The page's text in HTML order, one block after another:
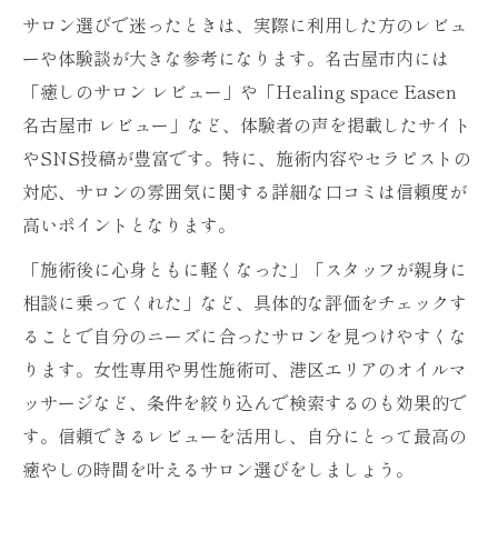
サロン選びで迷ったときは、実際に利用した方のレビュ
ーや体験談が大きな参考になります。名古屋市内には
「癒しのサロン レビュー」や「Healing space Easen
名古屋市 レビュー」など、体験者の声を掲載したサイト
やSNS投稿が豊富です。特に、施術内容やセラピストの
対応、サロンの雰囲気に関する詳細な口コミは信頼度が
高いポイントとなります。
「施術後に心身ともに軽くなった」「スタッフが親身に
相談に乗ってくれた」など、具体的な評価をチェックす
ることで自分のニーズに合ったサロンを見つけやすくな
ります。女性専用や男性施術可、港区エリアのオイルマ
ッサージなど、条件を絞り込んで検索するのも効果的で
す。信頼できるレビューを活用し、自分にとって最高の
癒やしの時間を叶えるサロン選びをしましょう。